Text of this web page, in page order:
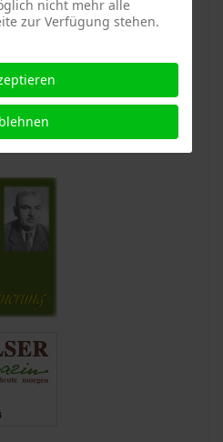
nicht mehr alle
zur Verfügung stehen.